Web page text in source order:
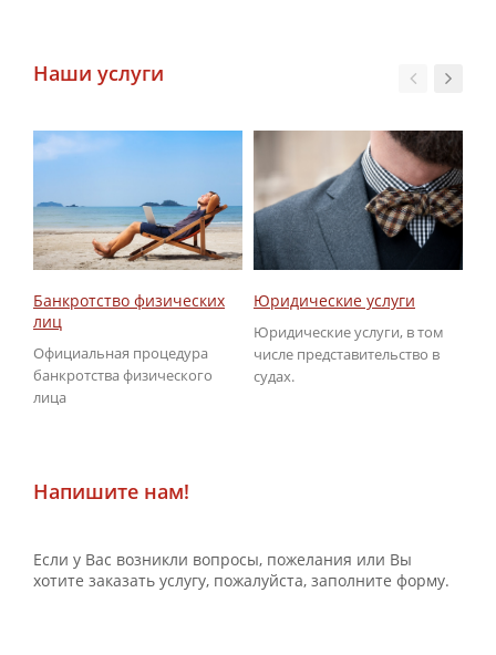
Наши услуги
Банкротство физических
лиц
Официальная процедура
банкротства физического
лица
Юридические услуги
Юридические услуги, в том
числе представительство в
судах.
Напишите нам!
Если у Вас возникли вопросы, пожелания или Вы
хотите заказать услугу, пожалуйста, заполните форму.